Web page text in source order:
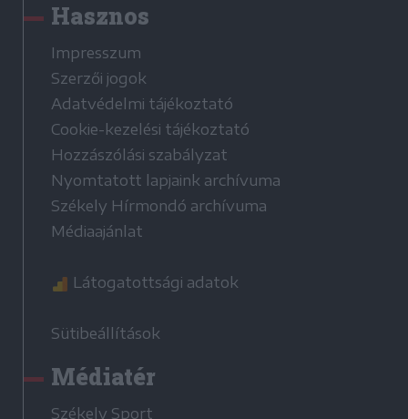
Hasznos
Impresszum
Szerzői jogok
Adatvédelmi tájékoztató
Cookie-kezelési tájékoztató
Hozzászólási szabályzat
Nyomtatott lapjaink archívuma
Székely Hírmondó archívuma
Médiaajánlat
Látogatottsági adatok
Sütibeállítások
Médiatér
Székely Sport